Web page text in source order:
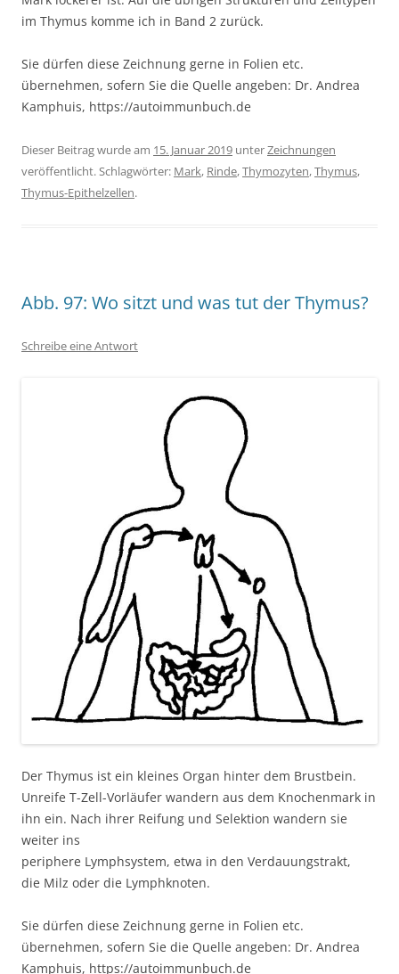
im Thymus komme ich in Band 2 zurück.
Sie dürfen diese Zeichnung gerne in Folien etc.
übernehmen, sofern Sie die Quelle angeben: Dr. Andrea
Kamphuis, https://autoimmunbuch.de
Dieser Beitrag wurde am 15. Januar 2019 unterZeichnungen
veröffentlicht. Schlagwörter: Mark, Rinde,Thymozyten,Thymus,
Thymus-Epithelzellen.
Abb. 97: Wo sitzt und was tut der Thymus?
Schreibe eine Antwort
Der Thymus ist ein kleines Organ hinter dem Brustbein.
Unreife T-Zell-Vorläufer wandern aus dem Knochenmark in
ihn ein. Nach ihrer Reifung und Selektion wandern sie
weiter ins
periphere Lymphsystem, etwa in den Verdauungstrakt,
die Milz oder die Lymphknoten.
Sie dürfen diese Zeichnung gerne in Folien etc.
übernehmen, sofern Sie die Quelle angeben: Dr. Andrea
Kamphuis, https://autoimmunbuch.de